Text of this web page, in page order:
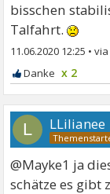
bisschen
Talfahrt.
11.06.2020 12:25 •
x 2
L LLilianee
@Mayke1 ja
schätze es gibt